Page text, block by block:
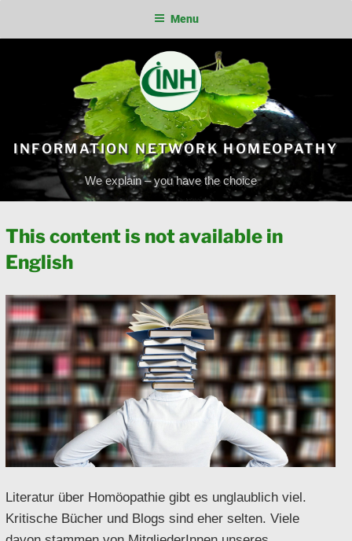
INFORMATION NETWORK HOMEOPATHY
We explain – you have the choice
Menu
This content is not available in
English
Literatur über Homöopathie gibt es unglaublich viel.
Kritische Bücher und Blogs sind eher selten. Viele